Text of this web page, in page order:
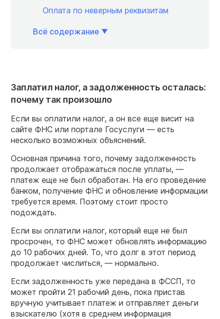
Оплата по неверным реквизитам
Всё содержание
Заплатил налог, а задолженность осталась:
почему так произошло
Если вы оплатили налог, а он все еще висит на
сайте ФНС или портале Госуслуги — есть
несколько возможных объяснений.
Основная причина того, почему задолженность
продолжает отображаться после уплаты, —
платеж еще не был обработан. На его проведение
банком, получение ФНС и обновление информации
требуется время. Поэтому стоит просто
подождать.
Если вы оплатили налог, который еще не был
просрочен, то ФНС может обновлять информацию
до 10 рабочих дней. То, что долг в этот период
продолжает числиться, — нормально.
Если задолженность уже передана в ФССП, то
может пройти 21 рабочий день, пока пристав
вручную учитывает платеж и отправляет деньги
взыскателю (хотя в среднем информация